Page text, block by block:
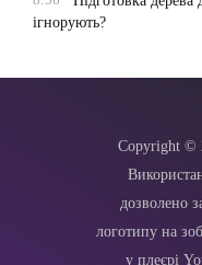
ігнорують?
Copyright ©
дозволено
логотипу на
у плеєрі